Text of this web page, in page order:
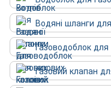
Водяні шланги
Газоводоблок для
Газовий клапан